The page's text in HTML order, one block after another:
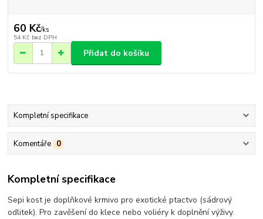
60 Kč/ks
54 Kč bez DPH
Přidat do košíku
Kompletní specifikace
Komentáře 0
Kompletní specifikace
Sepi kost je doplňkové krmivo pro exotické ptactvo (sádrový
odlitek). Pro zavěšení do klece nebo voliéry k doplnění výživy.